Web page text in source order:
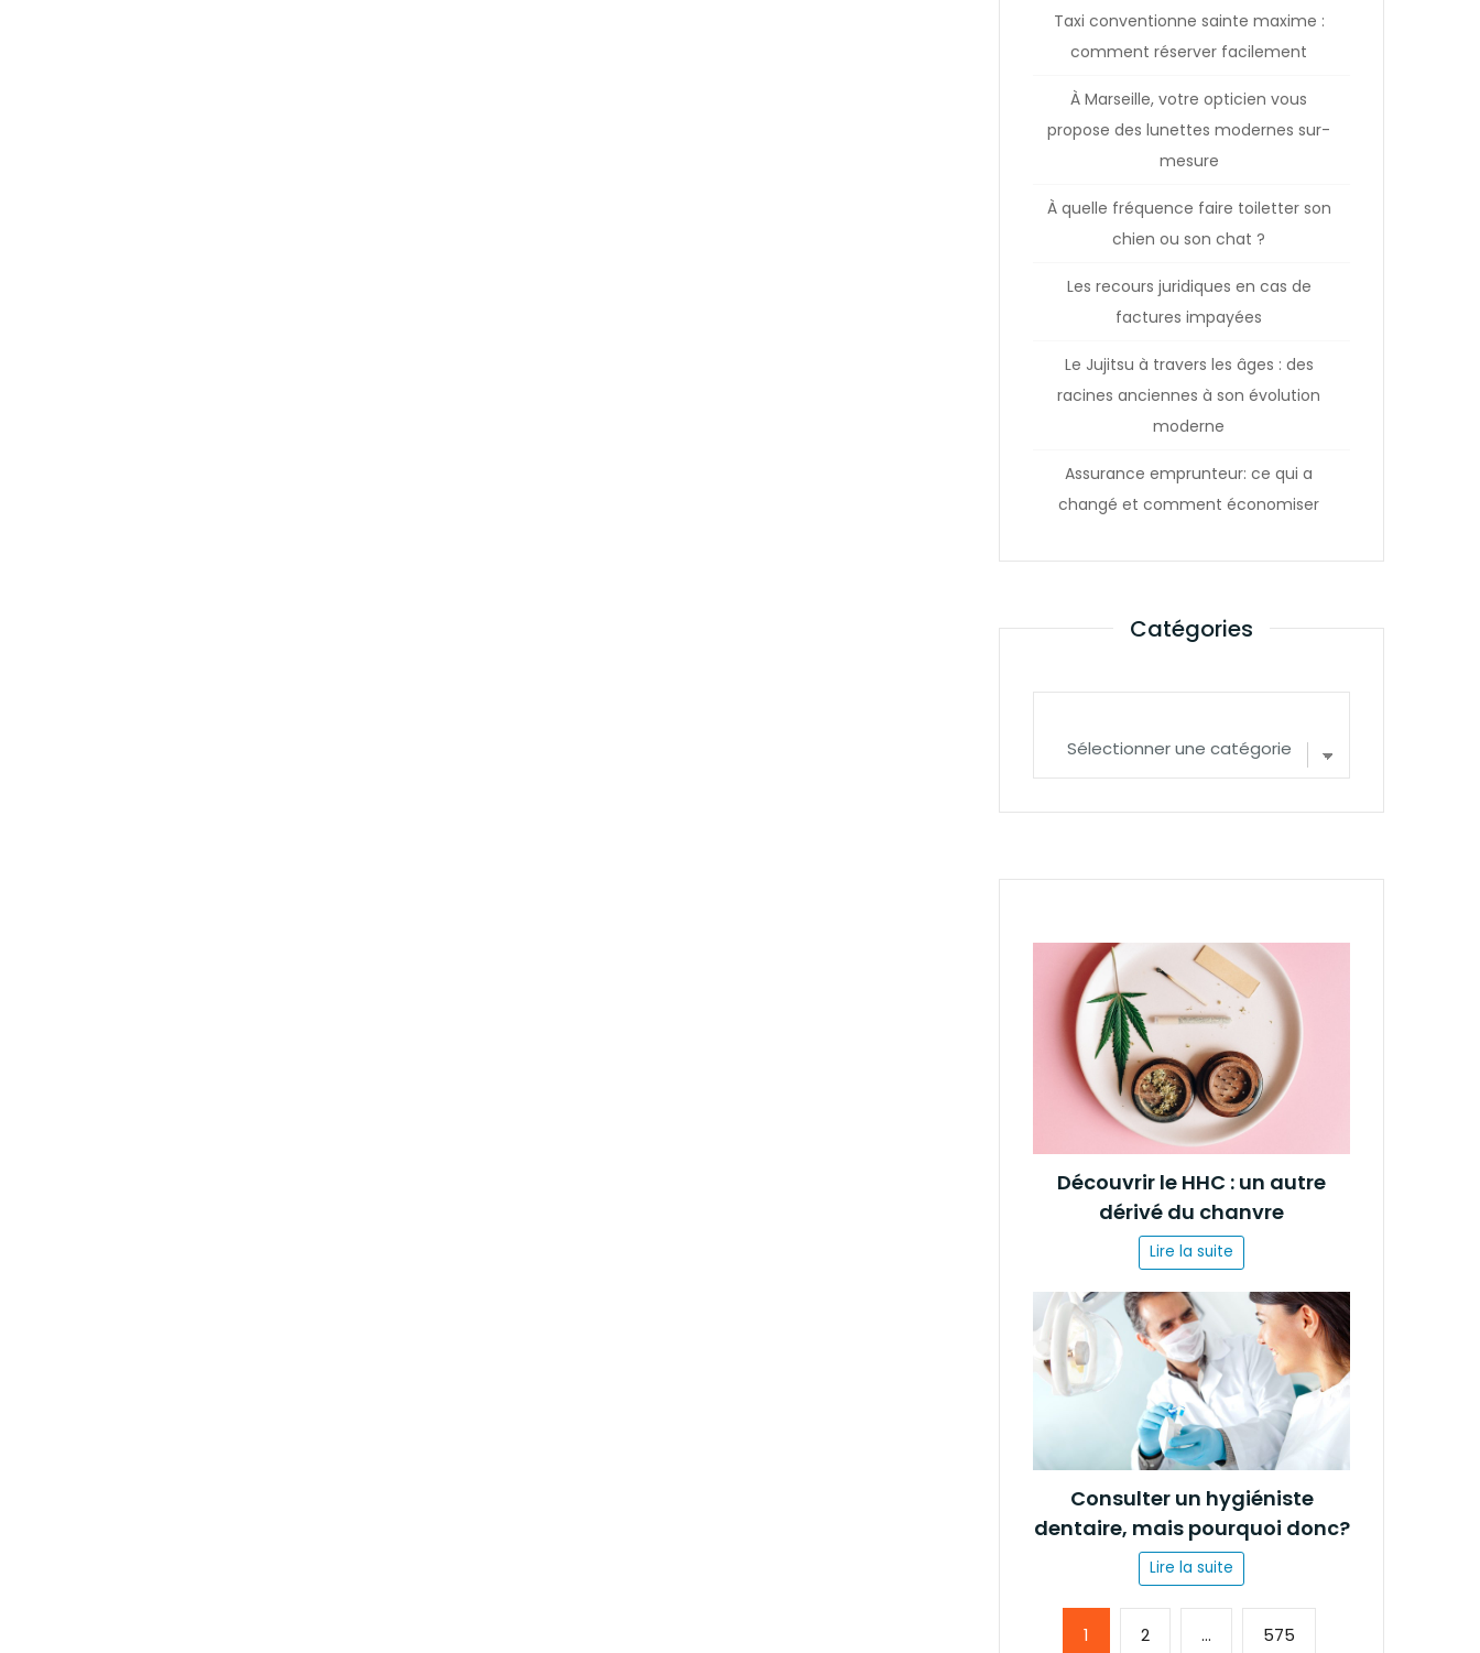
Taxi conventionne sainte maxime :
comment réserver facilement
À Marseille, votre opticien vous
propose des lunettes modernes sur-
mesure
À quelle fréquence faire toiletter son
chien ou son chat ?
Les recours juridiques en cas de
factures impayées
Le Jujitsu à travers les âges : des
racines anciennes à son évolution
moderne
Assurance emprunteur: ce qui a
changé et comment économiser
Catégories
Découvrir le HHC : un autre
dérivé du chanvre
Lire la suite
Consulter un hygiéniste
dentaire, mais pourquoi donc?
Lire la suite
1 2 … 575